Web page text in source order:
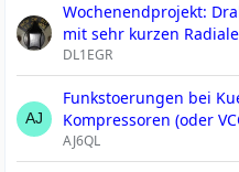
Wochenendprojekt:
mit sehr kurzen
DL1EGR
Funkstoerungen bei
Kompressoren (oder
AJ6QL